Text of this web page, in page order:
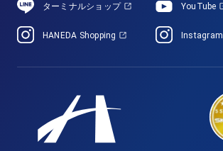
ターミナルショップ YouTube
HANEDA Shopping Instagram